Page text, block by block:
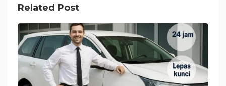
Related Post